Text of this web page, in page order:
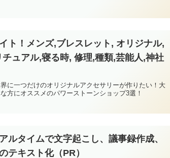
ト！メンズ,ブレスレット, オリジナル,
ュアル,寝る時, 修理,種類,芸能人,神社
に一つだけのオリジナルアクセサリーが作りたい！大
方にオススメのパワーストーンショップ3選！
ルタイムで文字起こし、議事録作成、
テキスト化（PR）